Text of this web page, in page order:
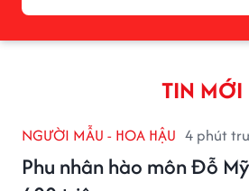
TIN MỚI
NGƯỜI MẪU - HOA HẬU 4 phút
Phu nhân hào môn Đỗ